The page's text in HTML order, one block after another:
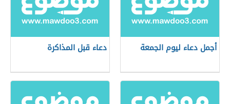
أجمل دعاء ليوم الجمعة دعاء قبل المذاكرة